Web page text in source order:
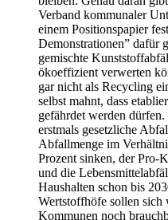
Verband kommunaler
einem Positionspapier
Demonstrationen” dafür
gemischte
ökoeffizient verwerten
gar nicht als Recycling
selbst mahnt, dass
gefährdet werden
erstmals gesetzliche
Abfallmenge im
Prozent sinken, der Pro-
und die
Haushalten schon bis
Wertstoffhöfe sollen sich
Kommunen noch